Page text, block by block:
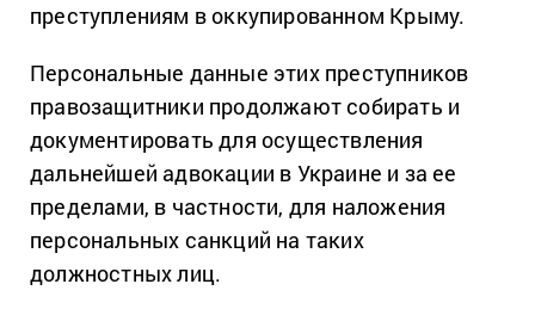
преступлениям в оккупированном Крыму.
Персональные данные этих преступников
правозащитники продолжают собирать и
документировать для осуществления
дальнейшей адвокации в Украине и за ее
пределами, в частности, для наложения
персональных санкций на таких
должностных лиц.